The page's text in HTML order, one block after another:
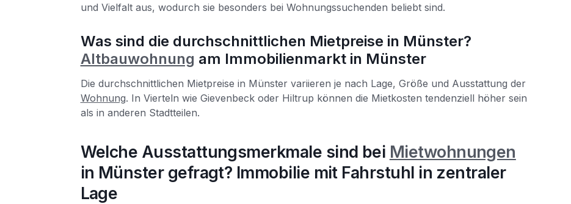
und Vielfalt aus, wodurch sie besonders bei Wohnungssuchenden beliebt sind.
Was sind die durchschnittlichen Mietpreise in Münster?
Altbauwohnung am Immobilienmarkt in Münster
Die durchschnittlichen Mietpreise in Münster variieren je nach Lage, Größe und Ausstattung der
Wohnung. In Vierteln wie Gievenbeck oder Hiltrup können die Mietkosten tendenziell höher sein
als in anderen Stadtteilen.
Welche Ausstattungsmerkmale sind bei Mietwohnungen
in Münster gefragt? Immobilie mit Fahrstuhl in zentraler
Lage